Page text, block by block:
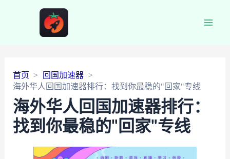
首页
回国加速器
海外华人回国加速器排行：找到你最稳的"回家"专线
海外华人回国加速器排行：
找到你最稳的"回家"专线